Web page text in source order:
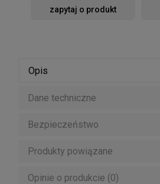
zapytaj o produkt
Opis
Dane techniczne
Bezpieczeństwo
Produkty powiązane
Opinie o produkcie (0)